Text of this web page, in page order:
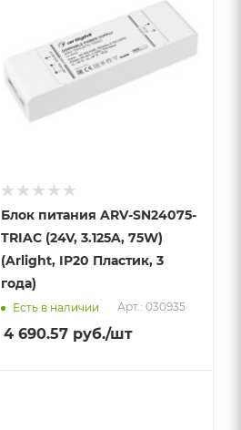
Блок питания ARV-SN24075-
TRIAC (24V, 3.125A, 75W)
(Arlight, IP20 Пластик, 3
года)
Есть в наличии Арт.: 030935
4 690.57руб./шт